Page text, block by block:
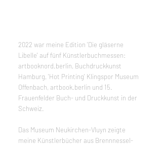
2022 war meine Edition 'Die gläserne
Libelle' auf fünf Künstlerbuchmessen:
artbooknord.berlin, Buchdruckkunst
Hamburg, 'Hot Printing' Klingspor Museum
Offenbach, artbook.berlin und 15.
Frauenfelder Buch- und Druckkunst in der
Schweiz.
Das Museum Neukirchen-Vluyn zeigte
meine Künstlerbücher aus Brennnessel-